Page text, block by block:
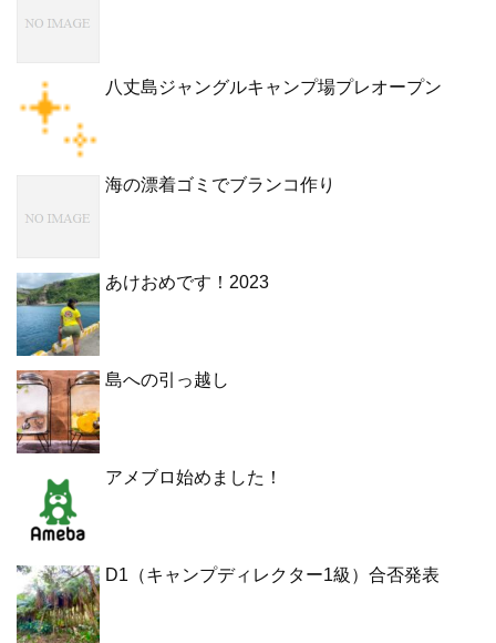
八丈島ジャングルキャンプ場プレオープン
海の漂着ゴミでブランコ作り
あけおめです！2023
島への引っ越し
アメブロ始めました！
D1（キャンプディレクター1級）合否発表